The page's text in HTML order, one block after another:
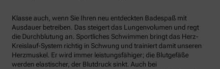
Klasse auch, wenn Sie Ihren neu entdeckten Badespaß mit
Ausdauer betreiben. Das steigert das Lungenvolumen und regt
die Durchblutung an. Sportliches Schwimmen bringt das Herz-
Kreislauf-System richtig in Schwung und trainiert damit unseren
Herzmuskel. Er wird immer leistungsfähiger; die Blutgefäße
werden elastischer, der Blutdruck sinkt. Auch bei